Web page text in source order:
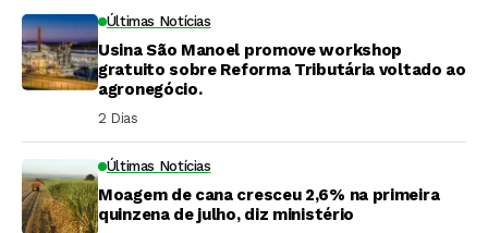
Últimas Notícias
Usina São Manoel promove workshop
gratuito sobre Reforma Tributária voltado ao
agronegócio.
2 Dias ⁮
Últimas Notícias
Moagem de cana cresceu 2,6% na primeira
quinzena de julho, diz ministério